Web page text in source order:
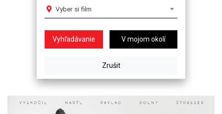
Vyber si film
V mojom okolí